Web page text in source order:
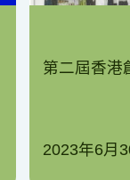
第二屆香港
2023年6月